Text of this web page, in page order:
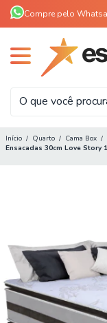
Compre pelo
Início / Quarto / Cama Box /
Ensacadas 30cm Love Story